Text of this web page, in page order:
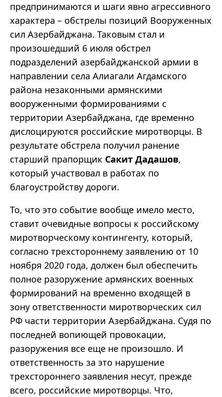
предпринимаются и шаги явно агрессивного
характера – обстрелы позиций Вооруженных
сил Азербайджана. Таковым стал и
произошедший 6 июля обстрел
подразделений азербайджанской армии в
направлении села Алиагали Агдамского
района незаконными армянскими
вооруженными формированиями с
территории Азербайджана, где временно
дислоцируются российские миротворцы. В
результате обстрела получил ранение
старший прапорщик Сакит Дадашов,
который участвовал в работах по
благоустройству дороги.
То, что это событие вообще имело место,
ставит очевидные вопросы к российскому
миротворческому контингенту, который,
согласно трехстороннему заявлению от 10
ноября 2020 года, должен был обеспечить
полное разоружение армянских военных
формирований на временно входящей в
зону ответственности миротворческих сил
РФ части территории Азербайджана. Судя по
последней вопиющей провокации,
разоружения все еще не произошло. И
ответственность за это нарушение
трехстороннего заявления несут, прежде
всего, российские миротворцы. Что,